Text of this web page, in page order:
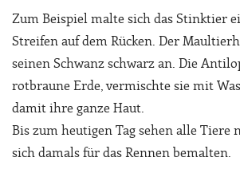
Zum Beispiel malte sich das Stinktier
Streifen auf dem Rücken. Der
seinen Schwanz schwarz an. Die
rotbraune Erde, vermischte sie mit
damit ihre ganze Haut.
Bis zum heutigen Tag sehen alle Tiere
sich damals für das Rennen bemalten.